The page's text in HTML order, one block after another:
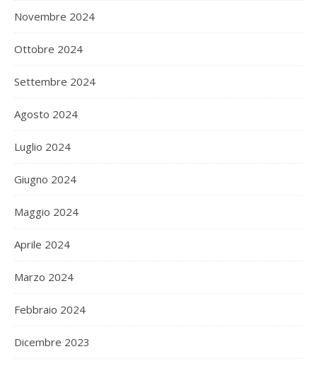
Novembre 2024
Ottobre 2024
Settembre 2024
Agosto 2024
Luglio 2024
Giugno 2024
Maggio 2024
Aprile 2024
Marzo 2024
Febbraio 2024
Dicembre 2023